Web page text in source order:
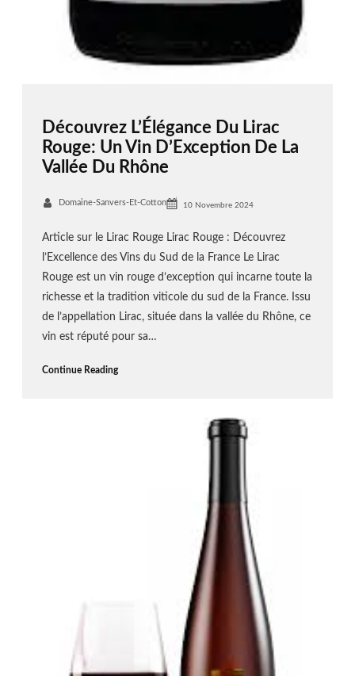
Découvrez L’Élégance Du Lirac
Rouge: Un Vin D’Exception De La
Vallée Du Rhône
Domaine-Sanvers-Et-Cotton 10 Novembre 2024
Article sur le Lirac Rouge Lirac Rouge : Découvrez
l’Excellence des Vins du Sud de la France Le Lirac
Rouge est un vin rouge d’exception qui incarne toute la
richesse et la tradition viticole du sud de la France. Issu
de l’appellation Lirac, située dans la vallée du Rhône, ce
vin est réputé pour sa…
Continue Reading